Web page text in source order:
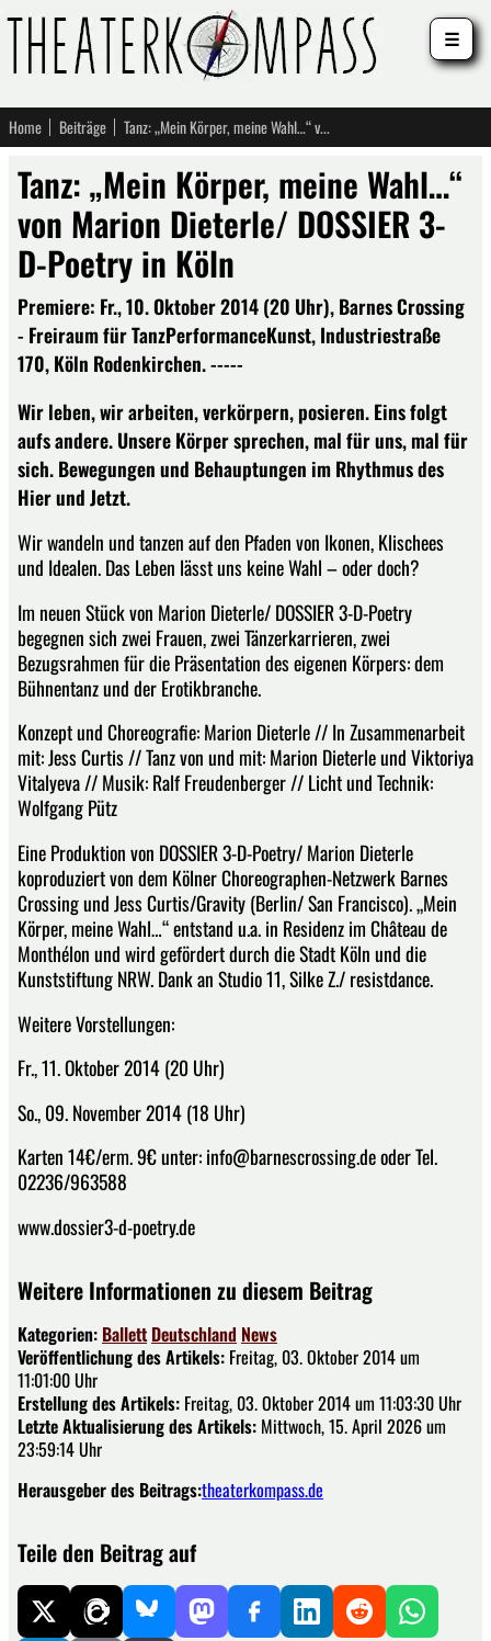
Home Beiträge Tanz: „Mein Körper, meine Wahl…“ von Marion Dieterle/ DOSSIER 3-D-Poetry in Köln
Tanz: „Mein Körper, meine Wahl…“
von Marion Dieterle/ DOSSIER 3-
D-Poetry in Köln
Premiere: Fr., 10. Oktober 2014 (20 Uhr), Barnes Crossing
- Freiraum für TanzPerformanceKunst, Industriestraße
170, Köln Rodenkirchen. -----
Wir leben, wir arbeiten, verkörpern, posieren. Eins folgt
aufs andere. Unsere Körper sprechen, mal für uns, mal für
sich. Bewegungen und Behauptungen im Rhythmus des
Hier und Jetzt.
Wir wandeln und tanzen auf den Pfaden von Ikonen, Klischees
und Idealen. Das Leben lässt uns keine Wahl – oder doch?
Im neuen Stück von Marion Dieterle/ DOSSIER 3-D-Poetry
begegnen sich zwei Frauen, zwei Tänzerkarrieren, zwei
Bezugsrahmen für die Präsentation des eigenen Körpers: dem
Bühnentanz und der Erotikbranche.
Konzept und Choreografie: Marion Dieterle // In Zusammenarbeit
mit: Jess Curtis // Tanz von und mit: Marion Dieterle und Viktoriya
Vitalyeva // Musik: Ralf Freudenberger // Licht und Technik:
Wolfgang Pütz
Eine Produktion von DOSSIER 3-D-Poetry/ Marion Dieterle
koproduziert von dem Kölner Choreographen-Netzwerk Barnes
Crossing und Jess Curtis/Gravity (Berlin/ San Francisco). „Mein
Körper, meine Wahl…“ entstand u.a. in Residenz im Château de
Monthélon und wird gefördert durch die Stadt Köln und die
Kunststiftung NRW. Dank an Studio 11, Silke Z./ resistdance.
Weitere Vorstellungen:
Fr., 11. Oktober 2014 (20 Uhr)
So., 09. November 2014 (18 Uhr)
Karten 14€/erm. 9€ unter: info@barnescrossing.de oder Tel.
02236/963588
www.dossier3-d-poetry.de
Weitere Informationen zu diesem Beitrag
Kategorien: Ballett Deutschland News
Veröffentlichung des Artikels: Freitag, 03. Oktober 2014 um
11:01:00 Uhr
Erstellung des Artikels: Freitag, 03. Oktober 2014 um 11:03:30 Uhr
Letzte Aktualisierung des Artikels: Mittwoch, 15. April 2026 um
23:59:14 Uhr
Herausgeber des Beitrags:theaterkompass.de
Teile den Beitrag auf
☰